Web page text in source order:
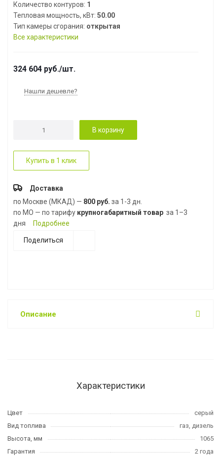
Количество контуров: 1
Тепловая мощность, кВт: 50.00
Тип камеры сгорания: открытая
Все характеристики
324 604 руб./шт.
Нашли дешевле?
В корзину
Купить в 1 клик
Доставка
по Москве (МКАД) — 800 руб. за 1-3 дн.
по МО — по тарифу крупногабаритный товар за 1–3
дня
Подробнее
Поделиться
Описание
Характеристики
Цвет
серый
Вид топлива
газ, дизель
Высота, мм
1065
Гарантия
2 года